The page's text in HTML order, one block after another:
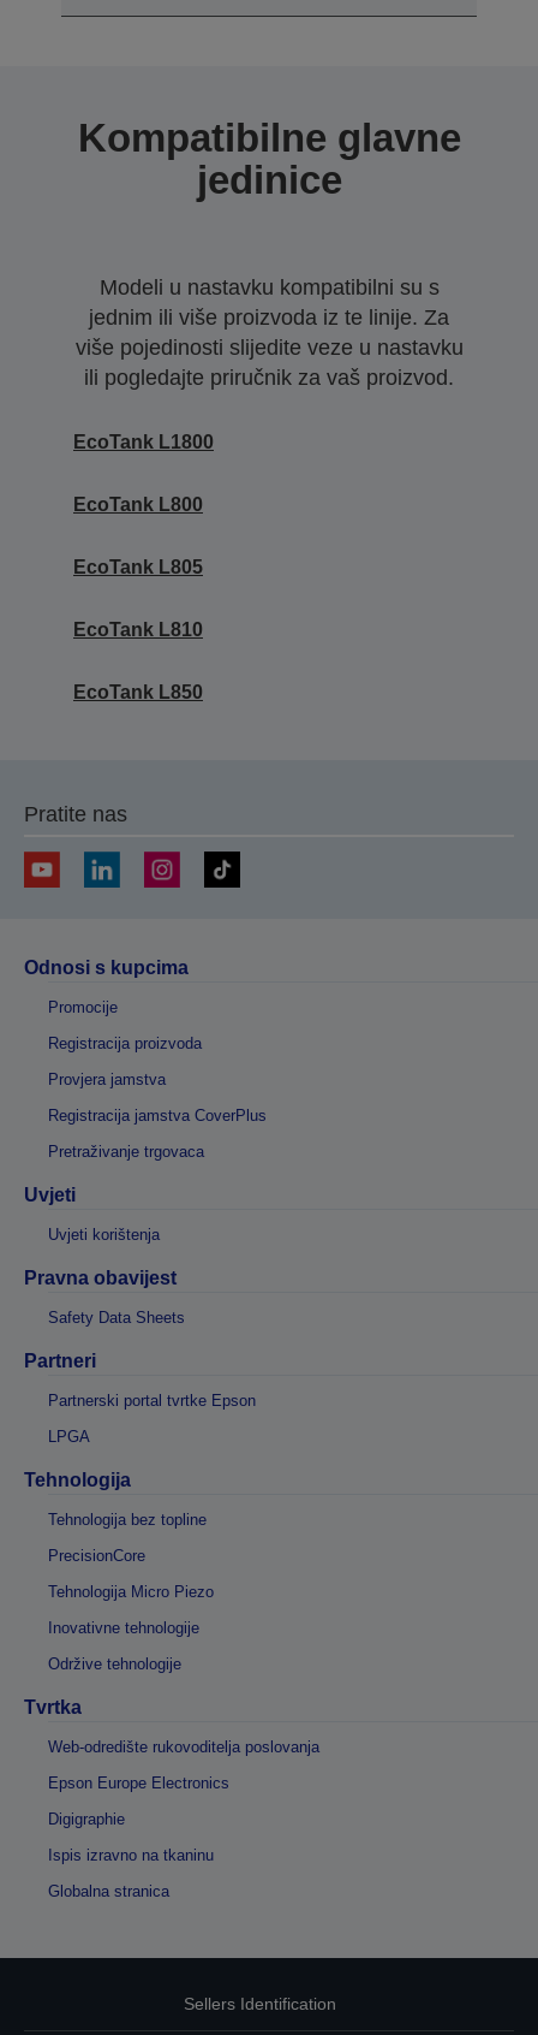
Kompatibilne glavne
jedinice
Modeli u nastavku kompatibilni su s
jednim ili više proizvoda iz te linije. Za
više pojedinosti slijedite veze u nastavku
ili pogledajte priručnik za vaš proizvod.
EcoTank L1800
EcoTank L800
EcoTank L805
EcoTank L810
EcoTank L850
Pratite nas
Odnosi s kupcima
Promocije
Registracija proizvoda
Provjera jamstva
Registracija jamstva CoverPlus
Pretraživanje trgovaca
Uvjeti
Uvjeti korištenja
Pravna obavijest
Safety Data Sheets
Partneri
Partnerski portal tvrtke Epson
LPGA
Tehnologija
Tehnologija bez topline
PrecisionCore
Tehnologija Micro Piezo
Inovativne tehnologije
Održive tehnologije
Tvrtka
Web-odredište rukovoditelja poslovanja
Epson Europe Electronics
Digigraphie
Ispis izravno na tkaninu
Globalna stranica
Sellers Identification